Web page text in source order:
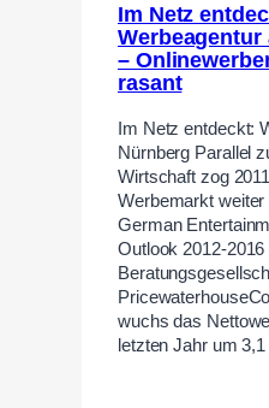
Im Netz
Werbeagentur
–
rasant
Im Netz entdeckt:
Nürnberg Parallel
Wirtschaft zog
Werbemarkt weiter
German
Outlook 2012-2016
wuchs das
letzten Jahr um